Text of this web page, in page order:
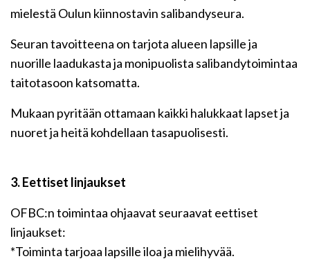
mielestä Oulun kiinnostavin salibandyseura.
Seuran tavoitteena on tarjota alueen lapsille ja
nuorille laadukasta ja monipuolista salibandytoimintaa
taitotasoon katsomatta.
Mukaan pyritään ottamaan kaikki halukkaat lapset ja
nuoret ja heitä kohdellaan tasapuolisesti.
3. Eettiset linjaukset
OFBC:n toimintaa ohjaavat seuraavat eettiset
linjaukset:
*Toiminta tarjoaa lapsille iloa ja mielihyvää.